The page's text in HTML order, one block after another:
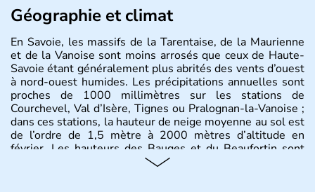
Géographie et climat
En Savoie, les massifs de la Tarentaise, de la Maurienne
et de la Vanoise sont moins arrosés que ceux de Haute-
Savoie étant généralement plus abrités des vents d’ouest
à nord-ouest humides. Les précipitations annuelles sont
proches de 1000 millimètres sur les stations de
Courchevel, Val d’Isère, Tignes ou Pralognan-la-Vanoise ;
dans ces stations, la hauteur de neige moyenne au sol est
de l’ordre de 1,5 mètre à 2000 mètres d’altitude en
février. Les hauteurs des Bauges et du Beaufortin sont
plus arrosées avec 1400 à 1700 mm par an. Au contraire,